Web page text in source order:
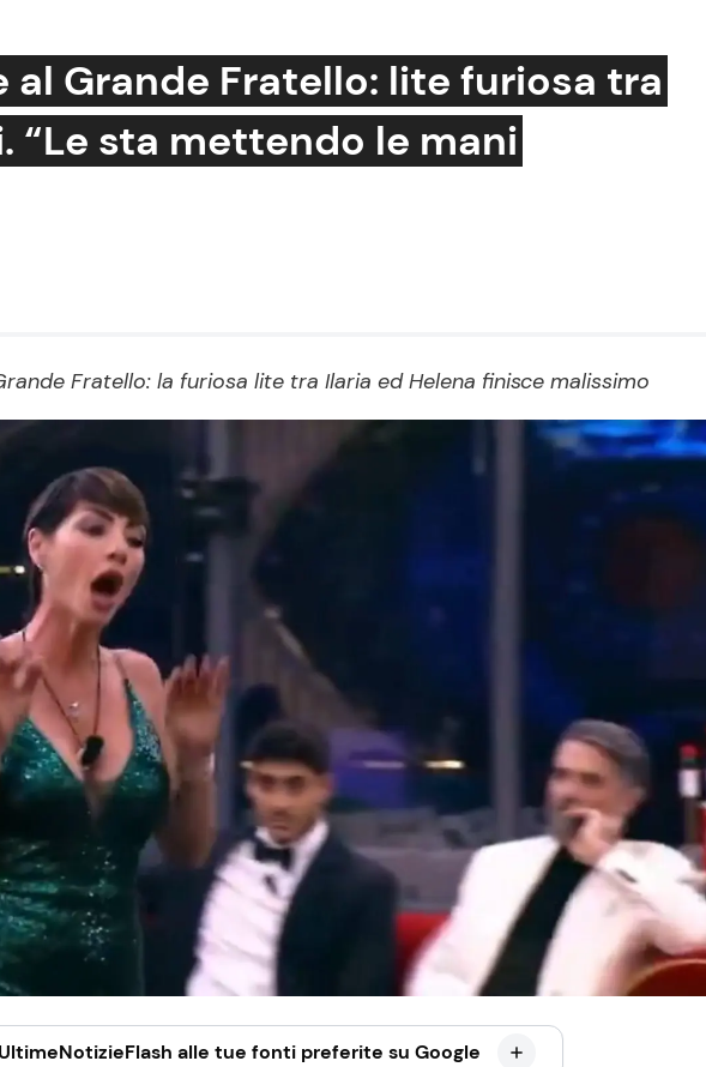
Benessere
Festività
Cucina e Ricette
al Grande Fratello: lite furiosa tra
“Le sta mettendo le mani
Fratello: la furiosa lite tra Ilaria ed Helena finisce malissimo
alle tue fonti preferite su Google